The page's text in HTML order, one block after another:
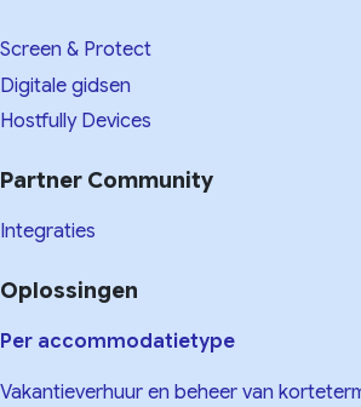
Screen & Protect
Digitale gidsen
Hostfully Devices
Partner Community
Integraties
Oplossingen
Per accommodatietype
Vakantieverhuur en beheer van